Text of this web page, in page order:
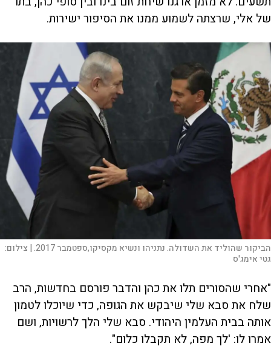
של אלי, שרצתה לשמוע ממנו את הסיפור ישירות.
הביקור שהוליד את השדולה. נתניהו ונשיא מקסיקו,ספטמבר 2017. |
צילום:
גטי אימג'ס
"אחרי שהסורים תלו את כהן והדבר פורסם בחדשות, הרב
שלח את סבא שלי שיבקש את הגופה, כדי שיוכלו לטמון
אותה בבית העלמין היהודי. סבא שלי הלך לרשויות, ושם
אמרו לו: 'לך מפה, לא תקבלו כלום".